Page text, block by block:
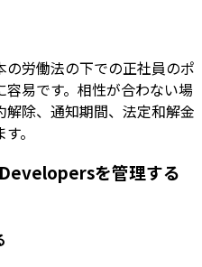
労働法の下での正社員のポ
易です。相性が合わない場
除、通知期間、法定和解金
。
を管理する